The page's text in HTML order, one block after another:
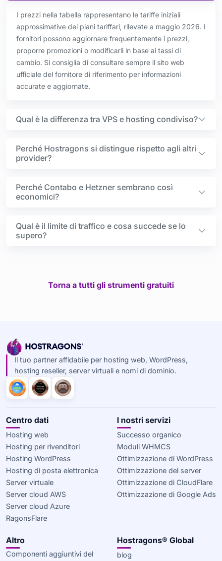
I prezzi nella tabella rappresentano le tariffe iniziali
approssimative dei piani tariffari, rilevate a maggio 2026. I
fornitori possono aggiornare frequentemente i prezzi,
proporre promozioni o modificarli in base ai tassi di
cambio. Si consiglia di consultare sempre il sito web
ufficiale del fornitore di riferimento per informazioni
accurate e aggiornate.
Qual è la differenza tra VPS e hosting condiviso?
Perché Hostragons si distingue rispetto agli altri
provider?
Perché Contabo e Hetzner sembrano così
economici?
Qual è il limite di traffico e cosa succede se lo
supero?
Torna a tutti gli strumenti gratuiti
Il tuo partner affidabile per hosting web, WordPress,
hosting reseller, server virtuali e nomi di dominio.
Centro dati
Hosting web
Hosting per rivenditori
Hosting WordPress
Hosting di posta elettronica
Server virtuale
Server cloud AWS
Server cloud Azure
RagonsFlare
I nostri servizi
Successo organico
Moduli WHMCS
Ottimizzazione di WordPress
Ottimizzazione del server
Ottimizzazione di CloudFlare
Ottimizzazione di Google Ads
Altro
Componenti aggiuntivi del
Hostragons® Global
blog